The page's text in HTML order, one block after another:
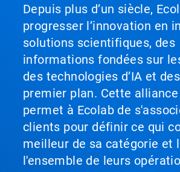
Depuis plus d’un siècle,
progresser l’innovation en
solutions scientifiques, des
informations fondées sur
des technologies d’IA et
premier plan. Cette
permet à Ecolab de
clients pour définir ce qui
meilleur de sa catégorie et
l'ensemble de leurs